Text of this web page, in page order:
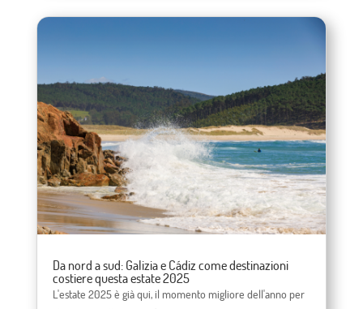
Da nord a sud: Galizia e Cádiz come destinazioni
costiere questa estate 2025
L'estate 2025 è già qui, il momento migliore dell'anno per